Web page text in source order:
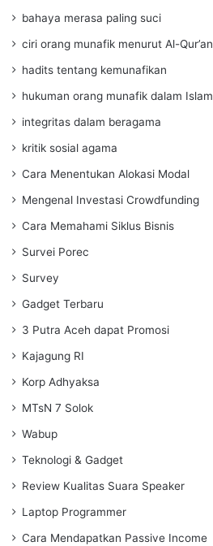
bahaya merasa paling suci
ciri orang munafik menurut Al-Qur’an
hadits tentang kemunafikan
hukuman orang munafik dalam Islam
integritas dalam beragama
kritik sosial agama
Cara Menentukan Alokasi Modal
Mengenal Investasi Crowdfunding
Cara Memahami Siklus Bisnis
Survei Porec
Survey
Gadget Terbaru
3 Putra Aceh dapat Promosi
Kajagung RI
Korp Adhyaksa
MTsN 7 Solok
Wabup
Teknologi & Gadget
Review Kualitas Suara Speaker
Laptop Programmer
Cara Mendapatkan Passive Income